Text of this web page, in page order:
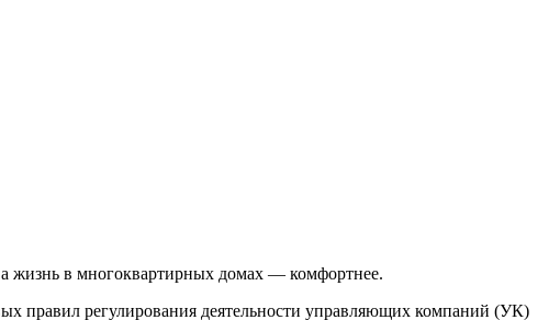
жизнь в многоквартирных домах — комфортнее.
правил регулирования деятельности управляющих компаний (УК)